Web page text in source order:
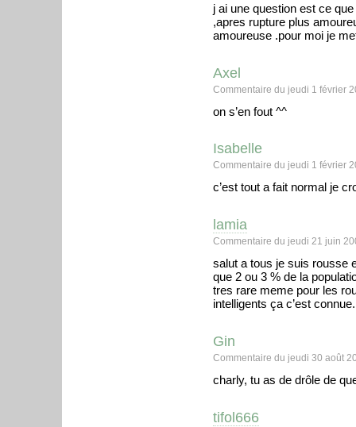
j ai une question est ce
,apres rupture plus
amoureuse .pour moi je
Axel
Commentaire du jeudi 1 février
on s’en fout ^^
Isabelle
Commentaire du jeudi 1 février
c’est tout a fait normal je
lamia
Commentaire du jeudi 21 juin
salut a tous je suis rousse
que 2 ou 3 % de la
tres rare meme pour les
intelligents ça c’est connue.
Gin
Commentaire du jeudi 30 août
charly, tu as de drôle de
tifol666